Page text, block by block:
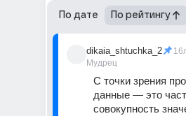
По дате По рейтингу
dikaia_shtuchka_2
Мудрец
С точки зрения
данные — это
совокупность